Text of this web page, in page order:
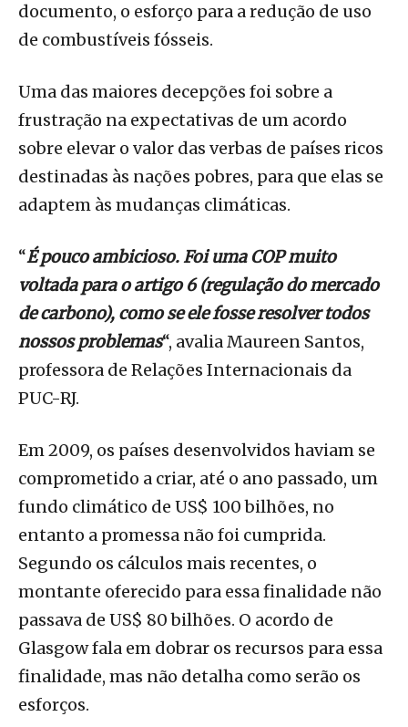
documento, o esforço para a redução de uso
de combustíveis fósseis.
Uma das maiores decepções foi sobre a
frustração na expectativas de um acordo
sobre elevar o valor das verbas de países ricos
destinadas às nações pobres, para que elas se
adaptem às mudanças climáticas.
“É pouco ambicioso. Foi uma COP muito
voltada para o artigo 6 (regulação do mercado
de carbono), como se ele fosse resolver todos
nossos problemas“, avalia Maureen Santos,
professora de Relações Internacionais da
PUC-RJ.
Em 2009, os países desenvolvidos haviam se
comprometido a criar, até o ano passado, um
fundo climático de US$ 100 bilhões, no
entanto a promessa não foi cumprida.
Segundo os cálculos mais recentes, o
montante oferecido para essa finalidade não
passava de US$ 80 bilhões. O acordo de
Glasgow fala em dobrar os recursos para essa
finalidade, mas não detalha como serão os
esforços.